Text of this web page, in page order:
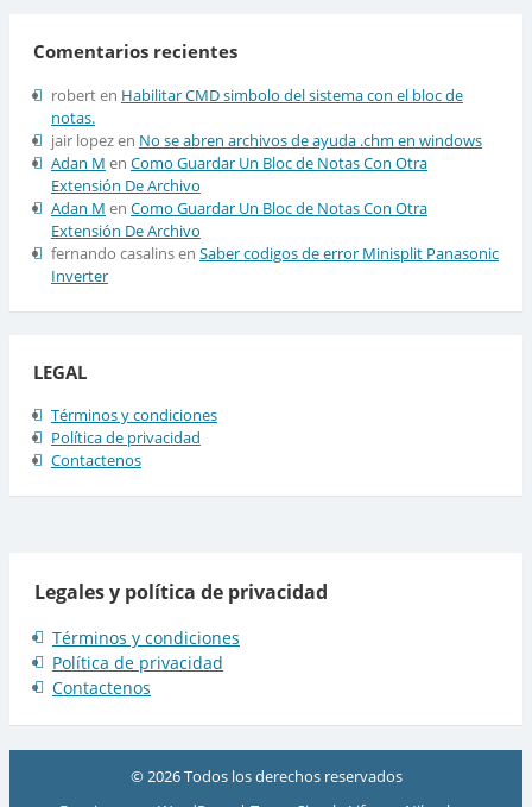
Comentarios recientes
roberten Habilitar CMD simbolo del sistema con el bloc de
notas.
jair lopezen No se abren archivos de ayuda .chm en windows
Adan M en Como Guardar Un Bloc de Notas Con Otra
Extensión De Archivo
Adan M en Como Guardar Un Bloc de Notas Con Otra
Extensión De Archivo
fernando casalinsen Saber codigos de error Minisplit Panasonic
Inverter
LEGAL
Términos y condiciones
Política de privacidad
Contactenos
Legales y política de privacidad
Términos y condiciones
Política de privacidad
Contactenos
© 2026 Todos los derechos reservados